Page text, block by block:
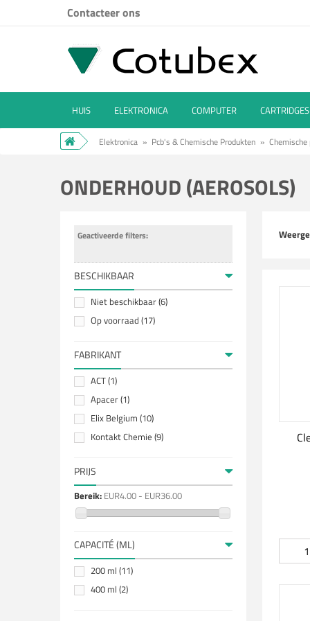
Contacteer ons
HUIS ELEKTRONICA COMPUTER
Elektronica » Pcb's & Chemische Produkten »
ONDERHOUD (AEROSOLS)
Geactiveerde filters:
BESCHIKBAAR
Niet beschikbaar(6)
Op voorraad (17)
FABRIKANT
ACT(1)
Apacer(1)
Elix Belgium (10)
Kontakt Chemie (9)
PRIJS
Bereik: EUR4.00 - EUR36.00
CAPACITÉ (ML)
200 ml (11)
400 ml (2)